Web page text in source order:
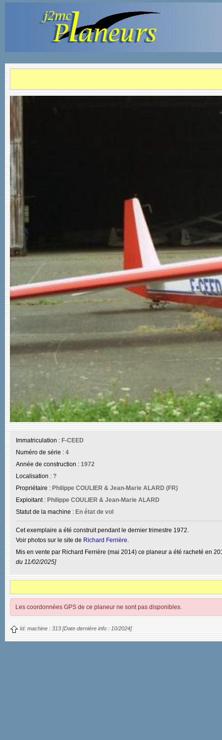
Immatriculation : F-CEED
Numéro de série : 4
Année de construction : 1972
Localisation : ?
Propriétaire : Philippe COULIER & Jean-Marie ALARD (FR)
Exploitant : Philippe COULIER & Jean-Marie ALARD
Statut de la machine : En état de vol
Cet exemplaire a été construit pendant le dernier trimestre 1972.
Voir photos sur le site de Richard Ferrière.
Mis en vente par Richard Ferrière (mai 2014) ce planeur a été racheté en
du 11/02/2025]
Les coordonnées GPS de ce planeur ne sont pas disponibles.
Id. machine : 313 [Date dernière info : 10/2024]